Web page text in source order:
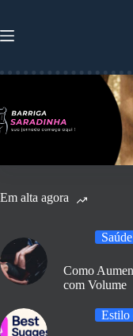
o
Em alta agora
Como
com Volume
Estilo